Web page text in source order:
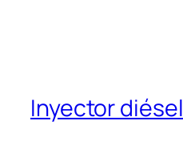
Inyector diésel